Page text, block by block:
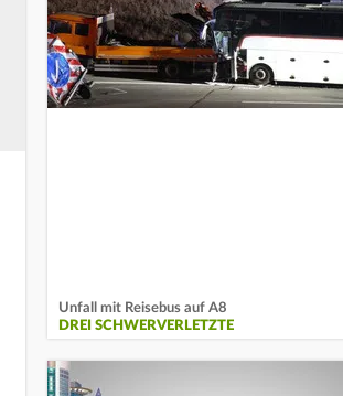
Unfall mit Reisebus auf A8
DREI SCHWERVERLETZTE